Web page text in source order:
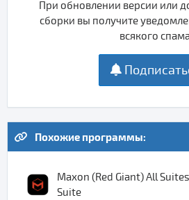
При обновлении версии или
сборки вы получите
всякого
Похожие программы:
Maxon (Red Giant) All
Suite